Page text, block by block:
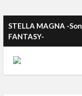
STELLA MAGNA -
FANTASY-